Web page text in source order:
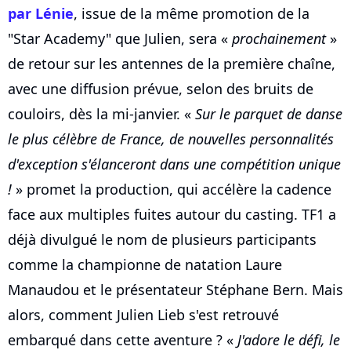
par Lénie, issue de la même promotion de la
"Star Academy" que Julien, sera « prochainement»
de retour sur les antennes de la première chaîne,
avec une diffusion prévue, selon des bruits de
couloirs, dès la mi-janvier. « Sur le parquet de danse
le plus célèbre de France, de nouvelles personnalités
d'exception s'élanceront dans une compétition unique
! » promet la production, qui accélère la cadence
face aux multiples fuites autour du casting. TF1 a
déjà divulgué le nom de plusieurs participants
comme la championne de natation Laure
Manaudou et le présentateur Stéphane Bern. Mais
alors, comment Julien Lieb s'est retrouvé
embarqué dans cette aventure ? « J'adore le défi, le